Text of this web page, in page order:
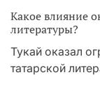
Какое влияние
литературы?
Тукай оказал
татарской